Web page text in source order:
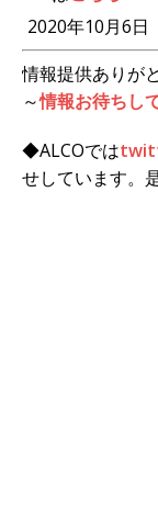
2020年10月6日
情報提供ありが
～情報お待ちし
◆ALCOでは
せしています。